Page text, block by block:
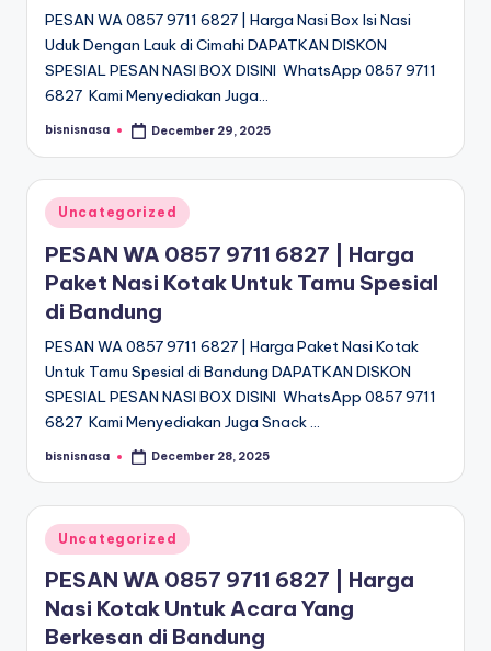
PESAN WA 0857 9711 6827 | Harga Nasi Box Isi Nasi
Uduk Dengan Lauk di Cimahi DAPATKAN DISKON
SPESIAL PESAN NASI BOX DISINI WhatsApp 0857 9711
6827 Kami Menyediakan Juga…
Posted
bisnisnasa December 29, 2025
Posted
in
Uncategorized
PESAN WA 0857 9711 6827 | Harga
Paket Nasi Kotak Untuk Tamu Spesial
di Bandung
PESAN WA 0857 9711 6827 | Harga Paket Nasi Kotak
Untuk Tamu Spesial di Bandung DAPATKAN DISKON
SPESIAL PESAN NASI BOX DISINI WhatsApp 0857 9711
6827 Kami Menyediakan Juga Snack …
Posted
bisnisnasa December 28, 2025
Posted
in
Uncategorized
PESAN WA 0857 9711 6827 | Harga
Nasi Kotak Untuk Acara Yang
Berkesan di Bandung